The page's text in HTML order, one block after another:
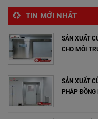
TIN MỚI NHẤT
SẢN XUẤT
CHO MÔI
SẢN XUẤT
PHÁP ĐỒNG